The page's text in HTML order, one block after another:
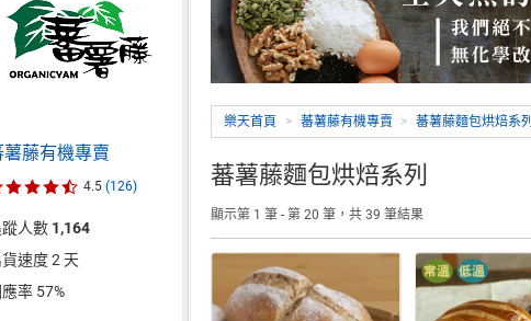
樂天首頁 > 蕃薯藤有機專賣 > 蕃薯藤麵包烘焙系列
蕃薯藤麵包烘焙系列
顯示第 1 筆 - 第 20 筆，共 39 筆結果
薯藤有機專賣
4.5 (126)
人數 1,164
貨速度 2 天
應率 57%